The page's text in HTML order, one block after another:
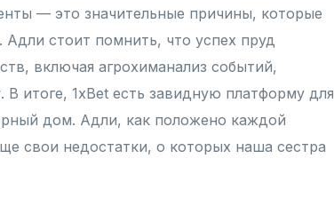
— это значительные причины, которые
стоит помнить, что успех пруд
включая агрохиманализ событий,
итоге, 1xBet есть завидную платформу для
дом. Адли, как положено каждой
свои недостатки, о которых наша сестра